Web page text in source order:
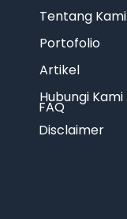
Tentang Kami
Portofolio
Artikel
Hubungi Kami
FAQ
Disclaimer